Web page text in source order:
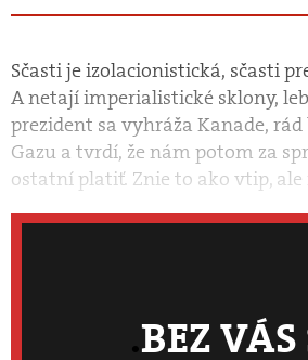
Sčasti je izolacionistická, sčasti
A netají imperialistické sklony,
prezident sa vyhráža Kanade,
Gazu a tvrdí, že nám potom za
ostatní platiť. Znie to ako vtip,
BEZ VÁS